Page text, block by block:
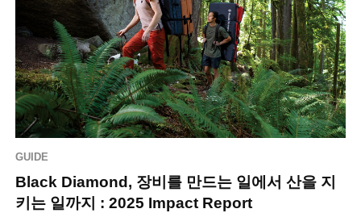
GUIDE
Black Diamond, 장비를 만드는 일에서 산을 지
키는 일까지 : 2025 Impact Report